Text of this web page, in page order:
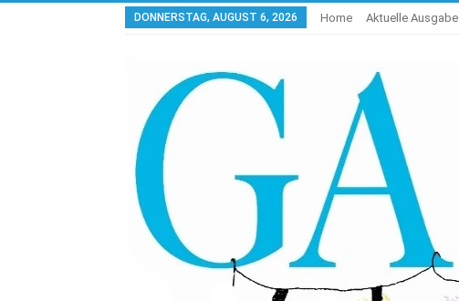
DONNERSTAG, AUGUST 6, 2026 Home Aktuelle Ausgabe